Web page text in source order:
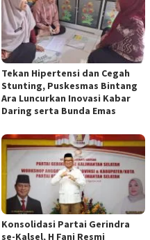
Tekan Hipertensi dan Cegah
Stunting, Puskesmas Bintang
Ara Luncurkan Inovasi Kabar
Daring serta Bunda Emas
Konsolidasi Partai Gerindra
se-Kalsel, H Fani Resmi